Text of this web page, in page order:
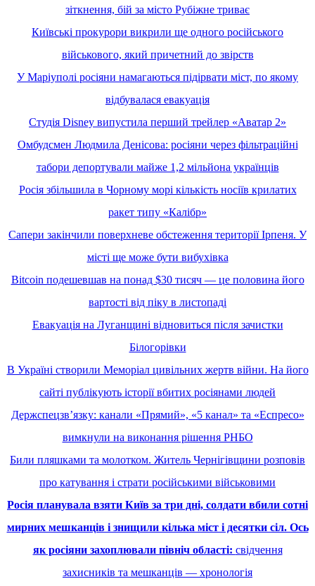
зіткнення, бій за місто Рубіжне триває
Київські прокурори викрили ще одного російського
військового, який причетний до звірств
У Маріуполі росіяни намагаються підірвати міст, по якому
відбувалася евакуація
Студія Disney випустила перший трейлер «Аватар 2»
Омбудсмен Людмила Денісова: росіяни через фільтраційні
табори депортували майже 1,2 мільйона українців
Росія збільшила в Чорному морі кількість носіїв крилатих
ракет типу «Калібр»
Сапери закінчили поверхневе обстеження території Ірпеня. У
місті ще може бути вибухівка
Bitcoin подешевшав на понад $30 тисяч — це половина його
вартості від піку в листопаді
Евакуація на Луганщині відновиться після зачистки
Білогорівки
В Україні створили Меморіал цивільних жертв війни. На його
сайті публікують історії вбитих росіянами людей
Держспецзв’язку: канали «Прямий», «5 канал» та «Еспресо»
вимкнули на виконання рішення РНБО
Били пляшками та молотком. Житель Чернігівщини розповів
про катування і страти російськими військовими
Росія планувала взяти Київ за три дні, солдати вбили сотні
мирних мешканців і знищили кілька міст і десятки сіл. Ось
як росіяни захоплювали північ області: свідчення
захисників та мешканців — хронологія